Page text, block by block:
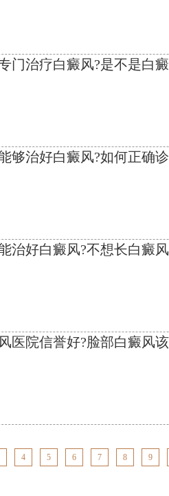
门治疗白癜风?是不是白
够治好白癜风?如何正确
治好白癜风?不想长白癜
医院信誉好?脸部白癜风
4 5 6 7 8 9